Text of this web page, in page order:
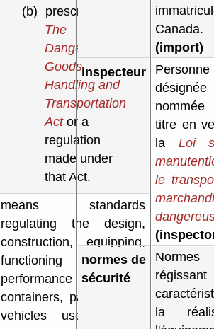
(b)
prescribed by
The
Dangerous
Goods
Handling and
Transportation
Actor a
regulation
made under
that Act.
means standards
regulating the design,
construction, equipping,
functioning or
performance of
containers, packaging or
vehicles used in the
Canada.
(import)
inspecteur
Personne
titre en
la Loi
le
normes de
sécurité
Normes
la